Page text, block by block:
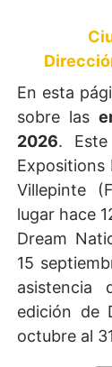
En esta
sobre las
2026.
Expositions
Villepinte
lugar hace
Dream
15
asistencia
edición de
octubre al